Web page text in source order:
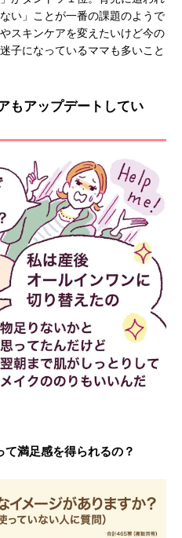
い」ことが一番の課題のようで
スキンケアを変えたいけど今の
子になっているママも多いこと
もアップデートしてい
満足感を得られるの？